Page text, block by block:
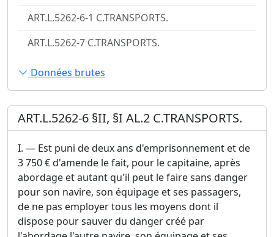
ART.L.5262-6-1 C.TRANSPORTS.
ART.L.5262-7 C.TRANSPORTS.
Données brutes
ART.L.5262-6 §II, §I AL.2 C.TRANSPORTS.
I. ― Est puni de deux ans d'emprisonnement et de
3 750 € d'amende le fait, pour le capitaine, après
abordage et autant qu'il peut le faire sans danger
pour son navire, son équipage et ses passagers,
de ne pas employer tous les moyens dont il
dispose pour sauver du danger créé par